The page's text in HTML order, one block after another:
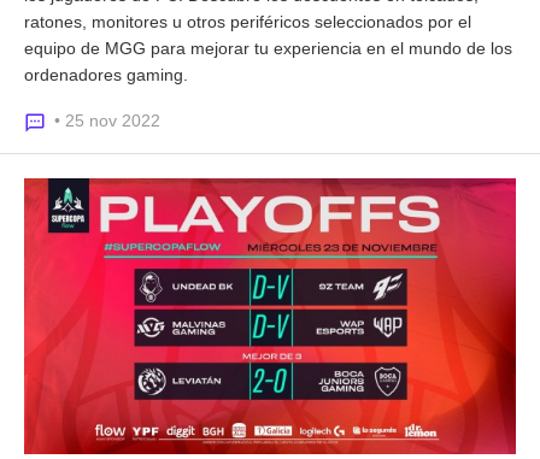
ratones, monitores u otros periféricos seleccionados por el
equipo de MGG para mejorar tu experiencia en el mundo de los
ordenadores gaming.
• 25 nov 2022